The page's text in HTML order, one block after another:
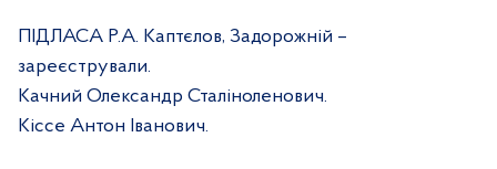
ПІДЛАСА Р.А. Каптєлов, Задорожній –
зареєстрували.
Качний Олександр Сталіноленович.
Кіссе Антон Іванович.